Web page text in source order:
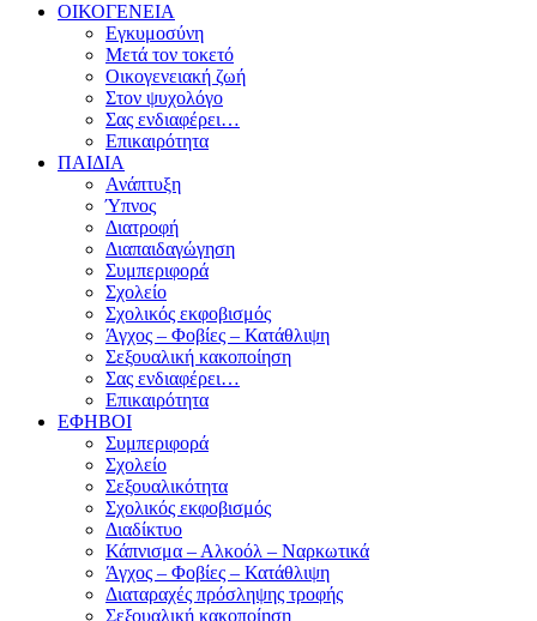
ΟΙΚΟΓΕΝΕΙΑ
Εγκυμοσύνη
Μετά τον τοκετό
Οικογενειακή ζωή
Στον ψυχολόγο
Σας ενδιαφέρει…
Επικαιρότητα
ΠΑΙΔΙΑ
Ανάπτυξη
Ύπνος
Διατροφή
Διαπαιδαγώγηση
Συμπεριφορά
Σχολείο
Σχολικός εκφοβισμός
Άγχος – Φοβίες – Κατάθλιψη
Σεξουαλική κακοποίηση
Σας ενδιαφέρει…
Επικαιρότητα
ΕΦΗΒΟΙ
Συμπεριφορά
Σχολείο
Σεξουαλικότητα
Σχολικός εκφοβισμός
Διαδίκτυο
Κάπνισμα – Αλκοόλ – Ναρκωτικά
Άγχος – Φοβίες – Κατάθλιψη
Διαταραχές πρόσληψης τροφής
Σεξουαλική κακοποίηση